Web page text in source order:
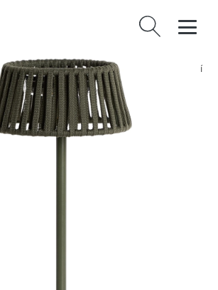
Vyhledávání
Dílna, stavba, zahrada/Kave Home Zelená zahradní
Aldet